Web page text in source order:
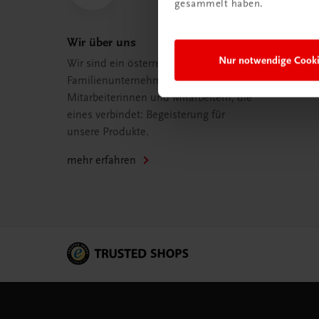
gesammelt haben.
Nur notwendige
Wir über uns
Wir sind ein österreichisches
Familienunternehmen mit 75
Mitarbeiterinnen und Mitarbeitern, die
eines verbindet: Begeisterung für
unsere Produkte.
mehr erfahren